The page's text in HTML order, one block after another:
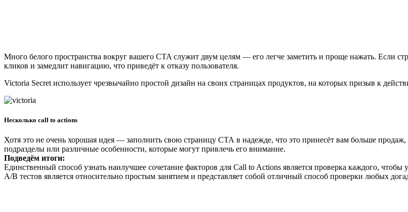
Много белого пространства вокруг вашего CTA служит двум целям — его легче заметить и проще нажать. Если
кликов и замедлит навигацию, что приведёт к отказу пользователя.
Victoria Secret использует чрезвычайно простой дизайн на своих страницах продуктов, на которых призыв к
Несколько call to actions
Хотя это не очень хорошая идея — заполнить свою страницу CTA в надежде, что это принесёт вам больше продаж,
подразделы или различные особенности, которые могут привлечь его внимание.
Подведём итоги:
Единственный способ узнать наилучшее сочетание факторов для Call to Actions является проверка каждого,
A/B тестов является относительно простым занятием и представляет собой отличный способ проверки любых